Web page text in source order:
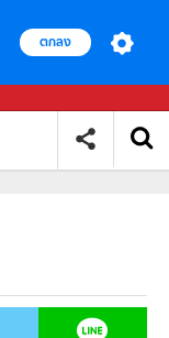
ตกลง